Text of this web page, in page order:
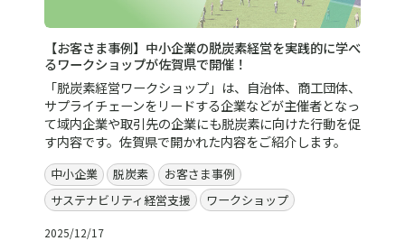
【お客さま事例】中小企業の脱炭素経営を実践的に学べ
るワークショップが佐賀県で開催！
「脱炭素経営ワークショップ」は、自治体、商工団体、
サプライチェーンをリードする企業などが主催者となっ
て域内企業や取引先の企業にも脱炭素に向けた行動を促
す内容です。佐賀県で開かれた内容をご紹介します。
中小企業 脱炭素
お客さま事例
サステナビリティ経営支援
ワークショップ
2025/12/17